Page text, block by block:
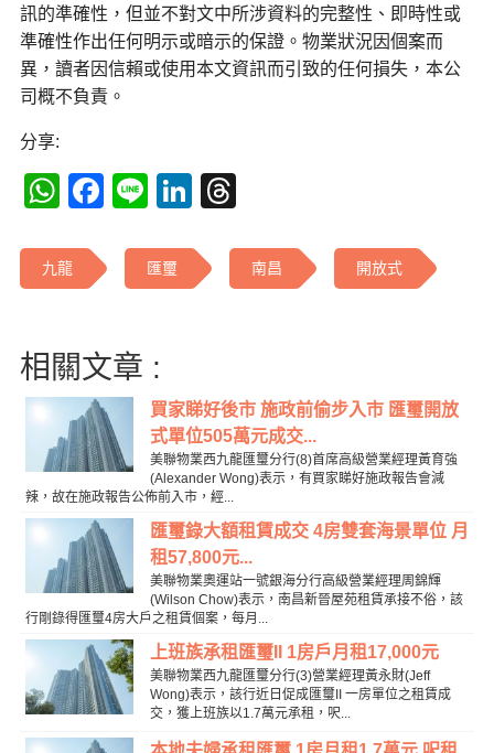
訊的準確性，但並不對文中所涉資料的完整性、即時性或
準確性作出任何明示或暗示的保證。物業狀況因個案而
異，讀者因信賴或使用本文資訊而引致的任何損失，本公
司概不負責。
分享:
WhatsApp
Facebook
LineLinkedIn
九龍 匯璽 南昌 開放式
相關文章 :
買家睇好後市 施政前偷步入市 匯璽開放
式單位505萬元成交...
美聯物業西九龍匯璽分行(8)首席高級營業經理黃育強
(Alexander Wong)表示，有買家睇好施政報告會減
辣，故在施政報告公佈前入市，經...
匯璽錄大額租賃成交 4房雙套海景單位 月
租57,800元...
美聯物業奧運站一號銀海分行高級營業經理周錦輝
(Wilson Chow)表示，南昌新晉屋苑租賃承接不俗，該
行剛錄得匯璽4房大戶之租賃個案，每月...
上班族承租匯璽II 1房戶月租17,000元
美聯物業西九龍匯璽分行(3)營業經理黃永財(Jeff
Wong)表示，該行近日促成匯璽II 一房單位之租賃成
交，獲上班族以1.7萬元承租，呎...